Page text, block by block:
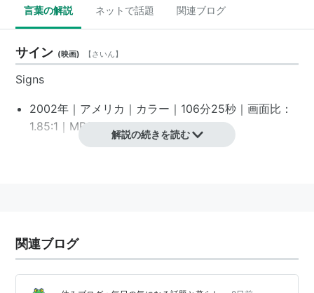
言葉の解説 ネットで話題 関連ブログ
サイン (映画) 【さいん】
Signs
2002年｜アメリカ｜カラー｜106分25秒｜画面比：
1.85:1｜MPAA: PG-13*1
製作総指揮：
編集：バーバラ・タリヴァー
解説の続きを読む
関連ブログ